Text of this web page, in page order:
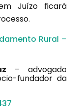
Juízo ficará
Rural –
– advogado
fundador da